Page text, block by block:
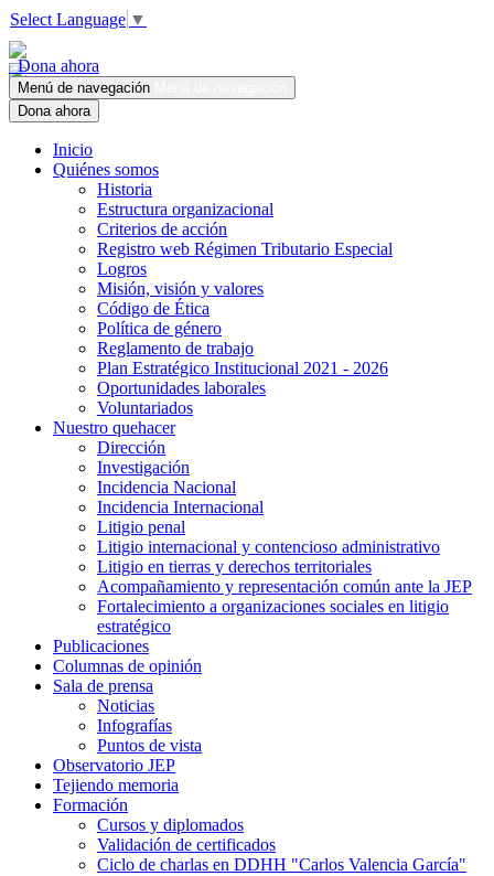
Select Language ▼
Dona ahora
Menú de navegación
Dona ahora
Inicio
Quiénes somos
Historia
Estructura organizacional
Criterios de acción
Registro web Régimen Tributario Especial
Logros
Misión, visión y valores
Código de Ética
Política de género
Reglamento de trabajo
Plan Estratégico Institucional 2021 - 2026
Oportunidades laborales
Voluntariados
Nuestro quehacer
Dirección
Investigación
Incidencia Nacional
Incidencia Internacional
Litigio penal
Litigio internacional y contencioso administrativo
Litigio en tierras y derechos territoriales
Acompañamiento y representación común ante la JEP
Fortalecimiento a organizaciones sociales en litigio
estratégico
Publicaciones
Columnas de opinión
Sala de prensa
Noticias
Infografías
Puntos de vista
Observatorio JEP
Tejiendo memoria
Formación
Cursos y diplomados
Validación de certificados
Ciclo de charlas en DDHH "Carlos Valencia García"